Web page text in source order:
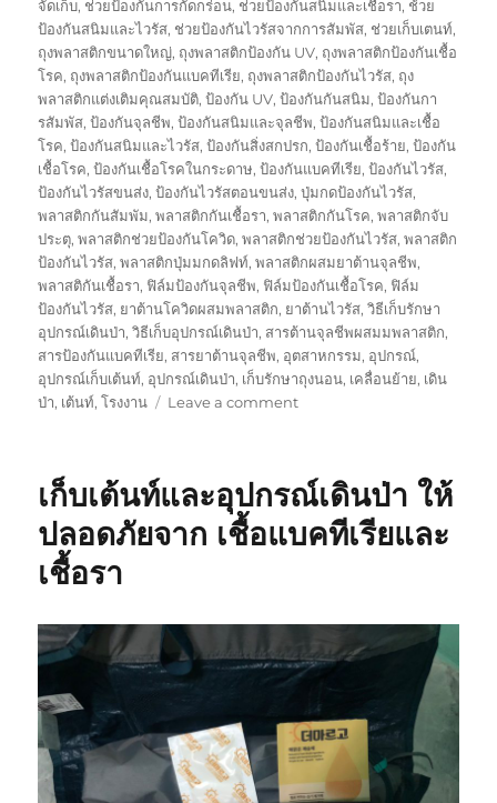
จัดเก็บ, ช่วยป้องกันการกัดกร่อน, ช่วยป้องกันสนิมและเชื้อรา, ช้วย
ป้องกันสนิมและไวรัส, ช่วยป้องกันไวรัสจากการสัมพัส, ช่วยเก็บเตนท์,
ถุงพลาสติกขนาดใหญ่, ถุงพลาสติกป้องกัน UV, ถุงพลาสติกป้องกันเชื้อ
โรค, ถุงพลาสติกป้องกันแบคทีเรีย, ถุงพลาสติกป้องกันไวรัส, ถุง
พลาสติกแต่งเติมคุณสมบัติ,ป้องกัน UV,ป้องกันกันสนิม,ป้องกันกา
รสัมพัส,ป้องกันจุลชีพ,ป้องกันสนิมและจุลชีพ,ป้องกันสนิมและเชื้อ
โรค,ป้องกันสนิมและไวรัส,ป้องกันสิ่งสกปรก,ป้องกันเชื้อร้าย,ป้องกัน
เชื้อโรค,ป้องกันเชื้อโรคในกระดาษ,ป้องกันแบคทีเรีย,ป้องกันไวรัส,
ป้องกันไวรัสขนส่ง,ป้องกันไวรัสตอนขนส่ง,ปุ่มกดป้องกันไวรัส,
พลาสติกกันสัมพัม,พลาสติกกันเชื้อรา,พลาสติกกันโรค,พลาสติกจับ
ประตุ,พลาสติกช่วยป้องกันโควิด,พลาสติกช่วยป้องกันไวรัส,พลาสติก
ป้องกันไวรัส,พลาสติกปุ่มมกดลิฟท์,พลาสติกผสมยาต้านจุลชีพ,
พลาสติกันเชื้อรา, ฟิล์มป้องกันจุลชีพ, ฟิล์มป้องกันเชื้อโรค, ฟิล์ม
ป้องกันไวรัส, ยาต้านโควิดผสมพลาสติก, ยาต้านไวรัส,วิธีเก็บรักษา
อุปกรณ์เดินป่า,วิธีเก็บอุปกรณ์เดินป่า, สารต้านจุลชีพผสมมพลาสติก,
สารป้องกันแบคทีเรีย, สารยาต้านจุลชีพ, อุตสาหกรรม, อุปกรณ์,
อุปกรณ์เก็บเต้นท์, อุปกรณ์เดินป่า, เก็บรักษาถุงนอน, เคลื่อนย้าย, เดิน
ป่า, เต้นท์,โรงงาน Leave a commenton
จุลชีพ
ทำไม
ถึง
เรา
ดี
กว่า
คู่
แข่ง
ไง
เก็บเต้นท์และอุปกรณ์เดินป่า ให้
ปลอดภัยจาก เชื้อแบคทีเรียและ
เชื้อรา